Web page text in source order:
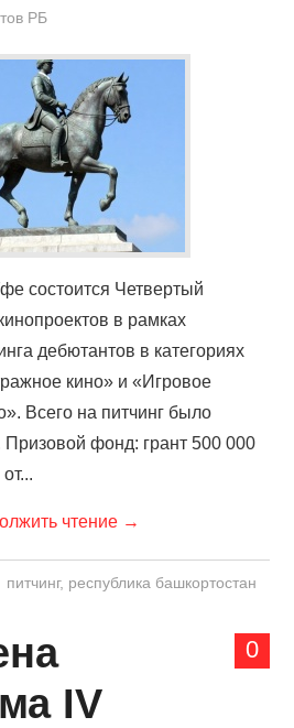
РБ
состоится Четвертый
в рамках
дебютантов в категориях
кино» и «Игровое
Всего на питчинг было
Призовой фонд: грант 500 000
чтение →
питчинг, республика башкортостан
0
IV